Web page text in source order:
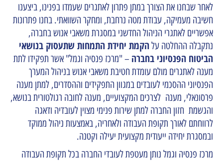
לאחר שבחנו את הצורך במתן פתרון לאתגרים שעמדו בפנינו, ביצענו
חשיבה מעמיקה, עבודת מטה נרחבת, ומחקר השוואתי. בחנו פתרונות
אפשריים לאתגרי הניהול החדשני במסגרת משאבי אנוש בחברה,
נתקבלה ההחלטה עלהקמת יחידת התמחות שתעסוק בנושאי
הביטוח הפנסיוני בחברה – "מרכז פנסיה וגמל" אשר תפקידו לתת
מענה לאתגרים מולם עומדת חטיבת משאבי אנוש בניהול המערך
הפנסיוני ההסכמי לעובדים במגוון התפקידים וההסדרים, למתן מענה
פרסונאלי, מענה לצרכים המקצועיים, מענה לחובה רגולטורית בנושא,
והגשמת חזון החברה למתן שירות פנימי מצוין לעובדיה ודאגה
לרווחתם לאורך תקופת העבודה ולאחריה, באמצעות ניהול ממוקד
ובמסגרת יחידה ייעודית מקצועית יעילה וקטנה.
מרכז פנסיה וגמל נותן מעטפת לעובדי החברה בכל תקופת העבודה